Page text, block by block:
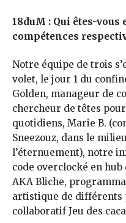
18duM : Qui êtes-vous
compétences
Notre équipe de trois
volet, le jour 1 du
Golden, manageur de
chercheur de têtes
quotidiens, Marie B.
Sneezouz, dans le
l’éternuement), notre
code overclocké en
AKA Bliche,
artistique de différents
collaboratif Jeu des